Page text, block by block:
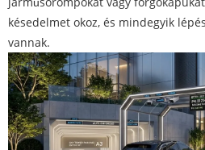
késedelmet okoz, és mindegyik
vannak.